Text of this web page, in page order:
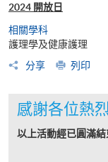
2024 開放日
相關學科
護理學及健康護理
分享
列印
感謝各位熱
以上活動經已圓滿